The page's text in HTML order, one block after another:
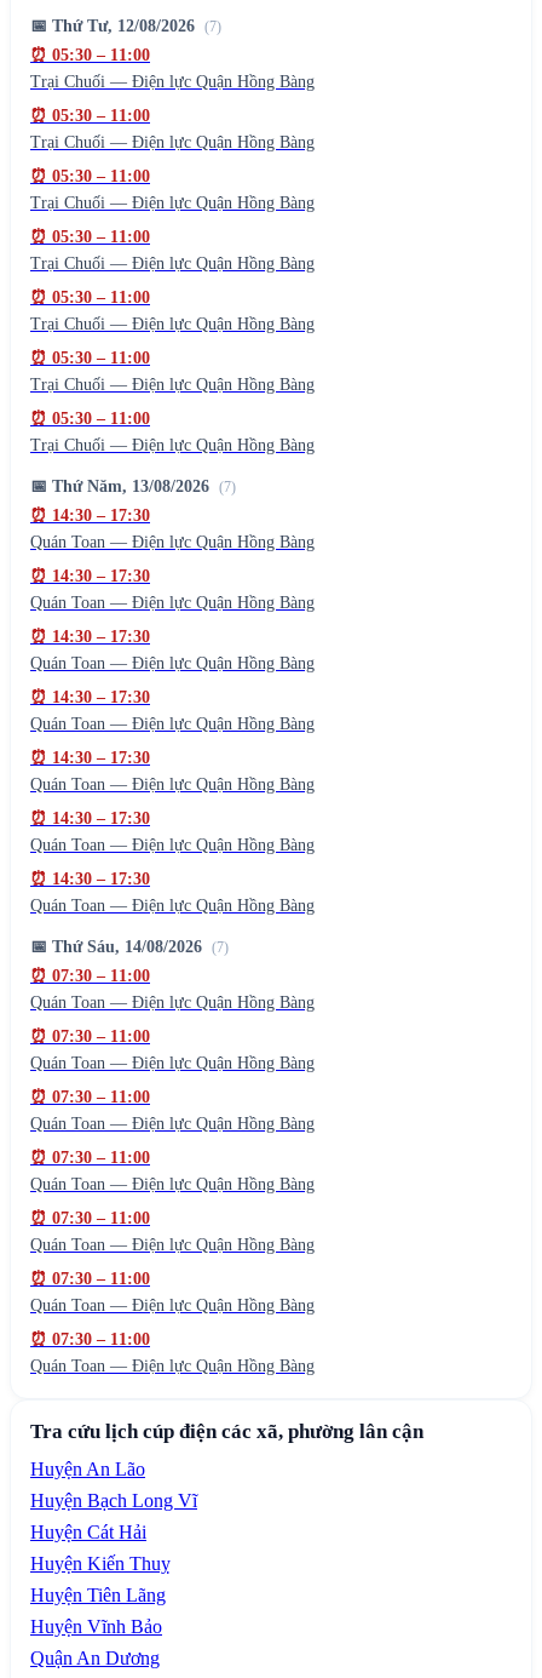
📅 Thứ Tư, 12/08/2026 (7)
⏰ 05:30 – 11:00
Trại Chuối — Điện lực Quận Hồng Bàng
⏰ 05:30 – 11:00
Trại Chuối — Điện lực Quận Hồng Bàng
⏰ 05:30 – 11:00
Trại Chuối — Điện lực Quận Hồng Bàng
⏰ 05:30 – 11:00
Trại Chuối — Điện lực Quận Hồng Bàng
⏰ 05:30 – 11:00
Trại Chuối — Điện lực Quận Hồng Bàng
⏰ 05:30 – 11:00
Trại Chuối — Điện lực Quận Hồng Bàng
⏰ 05:30 – 11:00
Trại Chuối — Điện lực Quận Hồng Bàng
📅 Thứ Năm, 13/08/2026 (7)
⏰ 14:30 – 17:30
Quán Toan — Điện lực Quận Hồng Bàng
⏰ 14:30 – 17:30
Quán Toan — Điện lực Quận Hồng Bàng
⏰ 14:30 – 17:30
Quán Toan — Điện lực Quận Hồng Bàng
⏰ 14:30 – 17:30
Quán Toan — Điện lực Quận Hồng Bàng
⏰ 14:30 – 17:30
Quán Toan — Điện lực Quận Hồng Bàng
⏰ 14:30 – 17:30
Quán Toan — Điện lực Quận Hồng Bàng
⏰ 14:30 – 17:30
Quán Toan — Điện lực Quận Hồng Bàng
📅 Thứ Sáu, 14/08/2026 (7)
⏰ 07:30 – 11:00
Quán Toan — Điện lực Quận Hồng Bàng
⏰ 07:30 – 11:00
Quán Toan — Điện lực Quận Hồng Bàng
⏰ 07:30 – 11:00
Quán Toan — Điện lực Quận Hồng Bàng
⏰ 07:30 – 11:00
Quán Toan — Điện lực Quận Hồng Bàng
⏰ 07:30 – 11:00
Quán Toan — Điện lực Quận Hồng Bàng
⏰ 07:30 – 11:00
Quán Toan — Điện lực Quận Hồng Bàng
⏰ 07:30 – 11:00
Quán Toan — Điện lực Quận Hồng Bàng
Tra cứu lịch cúp điện các xã, phường lân cận
Huyện An Lão
Huyện Bạch Long Vĩ
Huyện Cát Hải
Huyện Kiến Thuỵ
Huyện Tiên Lãng
Huyện Vĩnh Bảo
Quận An Dương